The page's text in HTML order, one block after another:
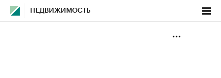
НЕДВИЖИМОСТЬ